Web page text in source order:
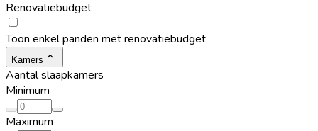
Renovatiebudget
Toon enkel panden met renovatiebudget
Kamers
Aantal slaapkamers
Minimum
Maximum